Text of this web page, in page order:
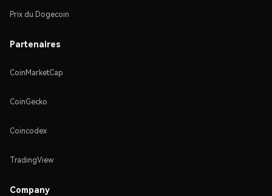
Prix du Dogecoin
Partenaires
CoinMarketCap
CoinGecko
Coincodex
TradingView
Company